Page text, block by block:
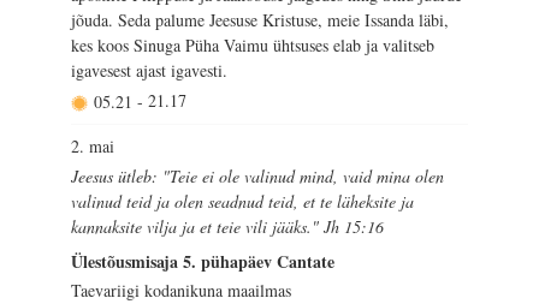
jõuda. Seda palume Jeesuse Kristuse, meie Issanda läbi,
kes koos Sinuga Püha Vaimu ühtsuses elab ja valitseb
igavesest ajast igavesti.
05.21 - 21.17
2. mai
Jeesus ütleb: "Teie ei ole valinud mind, vaid mina olen
valinud teid ja olen seadnud teid, et te läheksite ja
kannaksite vilja ja et teie vili jääks." Jh 15:16
Ülestõusmisaja 5. pühapäev Cantate
Taevariigi kodanikuna maailmas